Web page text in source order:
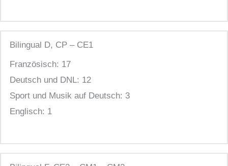
Bilingual D, CP – CE1
Französisch: 17
Deutsch und DNL: 12
Sport und Musik auf Deutsch: 3
Englisch: 1